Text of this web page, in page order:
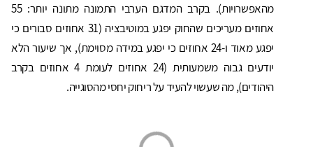
מהאפשרויות). בקרב המדגם הערבי התמונה מתונה יותר: 55
אחוזים מעריכים שהחוק יפגע במוטיבציה (31 אחוזים סבורים כי
יפגע מאוד ו-24 אחוזים כי יפגע במידה מסוימת), אך שיעור הלא
יודעים גבוה משמעותית (24 אחוזים לעומת 4 אחוזים בקרב
היהודים), מה שעשוי להעיד על ריחוק יחסי מהסוגייה.